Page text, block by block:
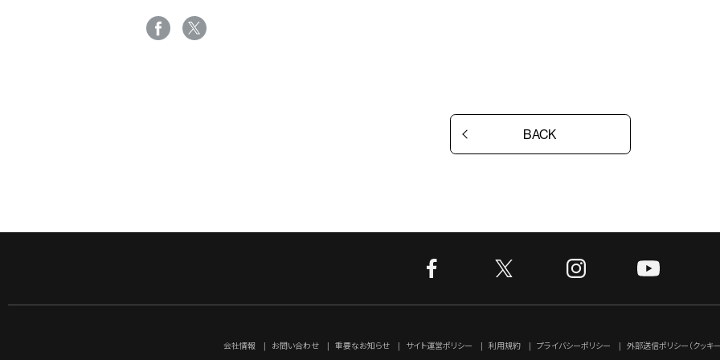
BACK
会社情報 お問い合わせ 重要なお知らせ サイト運営ポリシー 利用規約 プライバシーポリシー 外部送信ポリシー（クッキ